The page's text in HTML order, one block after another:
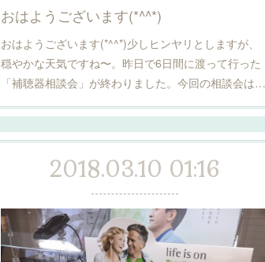
おはようございます(*^^*)
おはようございます(*^^*)少しヒンヤリとしますが、
穏やかな天気ですね〜。昨日で6日間に渡って行った
「補聴器相談会」が終わりました。今回の相談会は…
2018.03.10 01:16